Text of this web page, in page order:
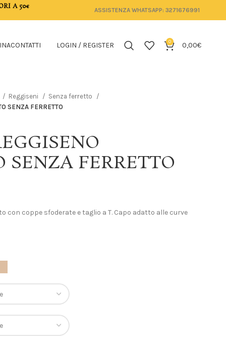
A 50€ ASSISTENZA WHATSAPP: 3271676991
CONTATTI LOGIN / REGISTER 0 0,00€
Reggiseni
Senza ferretto
SENZA FERRETTO
SENZA FERRETTO
con coppe sfoderate e taglio a T. Capo adatto alle curve